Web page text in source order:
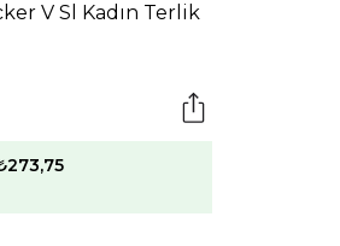
V Sl Kadın Terlik